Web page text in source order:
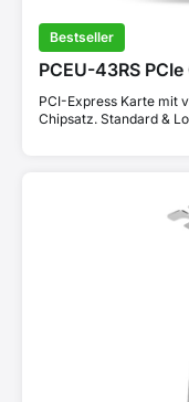
Bestseller
PCEU-43RS
PCI-Express Karte mit
Chipsatz. Standard &